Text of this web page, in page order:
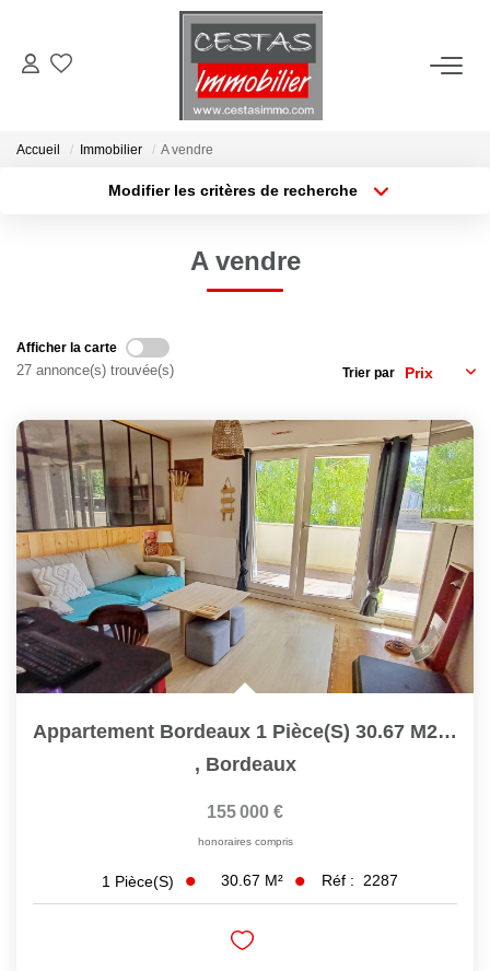
ACHETER
NOTRE AGENCE
CONTACT
Accueil Immobilier A vendre
Modifier les critères de recherche
A vendre
Afficher la carte
27 annonce(s) trouvée(s) Trier par
Appartement Bordeaux 1 Pièce(s) 30.67 M2 Ref 2287
, Bordeaux
155 000 €
honoraires compris
1 Pièce(s) 30.67 M² Réf : 2287